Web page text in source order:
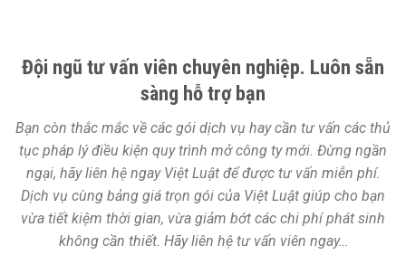
Đội ngũ tư vấn viên chuyên nghiệp. Luôn sẵn
sàng hỗ trợ bạn
Bạn còn thắc mắc về các gói dịch vụ hay cần tư vấn các thủ
tục pháp lý điều kiện quy trình mở công ty mới. Đừng ngần
ngại, hãy liên hệ ngay Việt Luật để được tư vấn miễn phí.
Dịch vụ cùng bảng giá trọn gói của Việt Luật giúp cho bạn
vừa tiết kiệm thời gian, vừa giảm bớt các chi phí phát sinh
không cần thiết. Hãy liên hệ tư vấn viên ngay…